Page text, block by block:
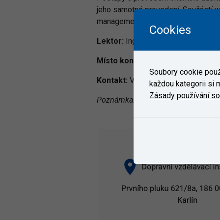
jeho samotné provedení. Součástí
managementu (např. integrované
Lektor: Ing. Jiří Nevřela
Místo konání školení:
Kontakt: V případě zájmu o
Poznámka: Toto školení je možno
Cookies
Soubory cookie
každou kategorii si
Zásady používání